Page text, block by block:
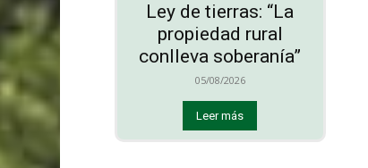
Ley de tierras: “La
propiedad rural
conlleva soberanía”
05/08/2026
Leer más